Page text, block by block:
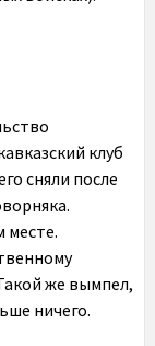
клуб
сняли после
месте.
же вымпел,
ничего.